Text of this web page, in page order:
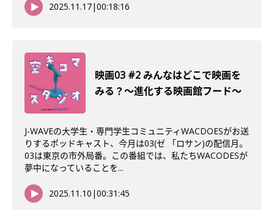
2025.11.17|00:18:16
映画03 #2 みんなはどこで映画を
みる？〜進化する映画館フード〜
J-WAVEの大学生・専門学生コミュニティWACDOESがお送
りするポッドキャスト、今月は03(ゼ 「ロサン)の配信月。
03は東京の市外局番。この番組では、私たちWACODESが
夢中になっていることを...
2025.11.10 |00:31:45